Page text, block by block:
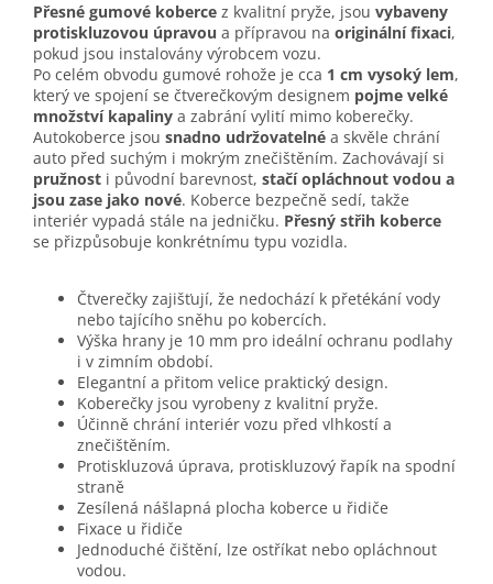
Přesné gumové koberce z kvalitní pryže, jsou vybaveny
protiskluzovou úpravou a přípravou na originální fixaci,
pokud jsou instalovány výrobcem vozu.
Po celém obvodu gumové rohože je cca 1 cm vysoký lem,
který ve spojení se čtverečkovým designem pojme velké
množství kapaliny a zabrání vylití mimo koberečky.
Autokoberce jsou snadno udržovatelné a skvěle chrání
auto před suchým i mokrým znečištěním. Zachovávají si
pružnost i původní barevnost, stačí opláchnout vodou a
jsou zase jako nové. Koberce bezpečně sedí, takže
interiér vypadá stále na jedničku. Přesný střih koberce
se přizpůsobuje konkrétnímu typu vozidla.
Čtverečky zajišťují, že nedochází k přetékání vody
nebo tajícího sněhu po kobercích.
Výška hrany je 10 mm pro ideální ochranu podlahy
i v zimním období.
Elegantní a přitom velice praktický design.
Koberečky jsou vyrobeny z kvalitní pryže.
Účinně chrání interiér vozu před vlhkostí a
znečištěním.
Protiskluzová úprava, protiskluzový řapík na spodní
straně
Zesílená nášlapná plocha koberce u řidiče
Fixace u řidiče
Jednoduché čištění, lze ostříkat nebo opláchnout
vodou.